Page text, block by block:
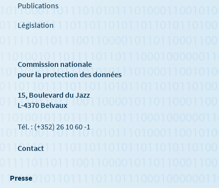
Publications
Législation
Commission nationale
pour la protection des données
15, Boulevard du Jazz
L-4370 Belvaux
Tél. : (+352) 26 10 60 -1
Contact
Presse